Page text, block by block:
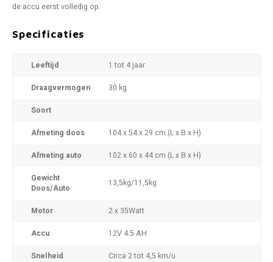
de accu eerst volledig op.
Specificaties
Leeftijd 1 tot 4 jaar
Draagvermogen 30 kg
Soort
Afmeting doos 104 x 54 x 29 cm (L x B x H)
Afmeting auto 102 x 60 x 44 cm (L x B x H)
Gewicht
Doos/Auto
13,5kg/11,5kg
Motor 2 x 35Watt
Accu 12V 4.5 AH
Snelheid Circa 2 tot 4,5 km/u